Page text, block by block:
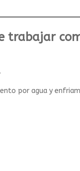
trabajar
por agua y